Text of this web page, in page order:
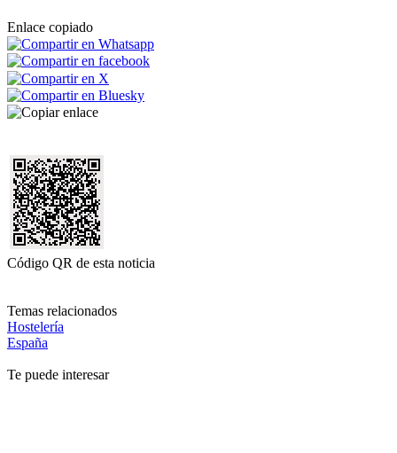
Enlace copiado
Código QR de esta noticia
Temas relacionados
Hostelería
España
Te puede interesar